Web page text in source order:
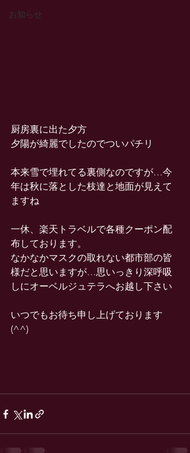
お知らせ
厨房裏に出た夕方
夕陽が綺麗でしたのでついパチリ
本来雪で埋れてる裏側なのですが…今
年は秋に落とした枝達と地面が見えて
ますね
一休、楽天トラベルで各種クーポン配
布しております。
なかなかマスクの取れない都市部の皆
様だと思いますが…思いっきり深呼吸
しにオーベルジュテラへお越し下さい
いつでもお待ち申し上げております
(^^)